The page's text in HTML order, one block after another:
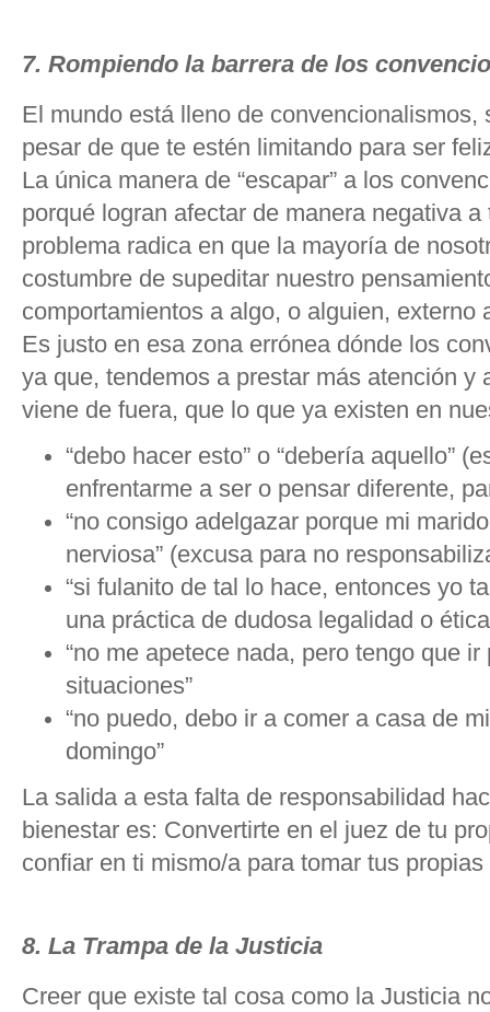
7. Rompiendo la barrera de los
El mundo está lleno de
pesar de que te estén limitando para ser
La única manera de “escapar” a los
porqué logran afectar de manera negativa
problema radica en que la mayoría de
costumbre de supeditar nuestro
comportamientos a algo, o alguien, externo
Es justo en esa zona errónea dónde los
ya que, tendemos a prestar más atención y
viene de fuera, que lo que ya existen en
“debo hacer esto” o “debería aquello”
enfrentarme a ser o pensar diferente,
“no consigo adelgazar porque mi
nerviosa” (excusa para no
“si fulanito de tal lo hace, entonces yo
una práctica de dudosa legalidad o
“no me apetece nada, pero tengo que
situaciones”
“no puedo, debo ir a comer a casa de
domingo”
La salida a esta falta de responsabilidad
bienestar es: Convertirte en el juez de tu
confiar en ti mismo/a para tomar tus
8. La Trampa de la Justicia
Creer que existe tal cosa como la Justicia